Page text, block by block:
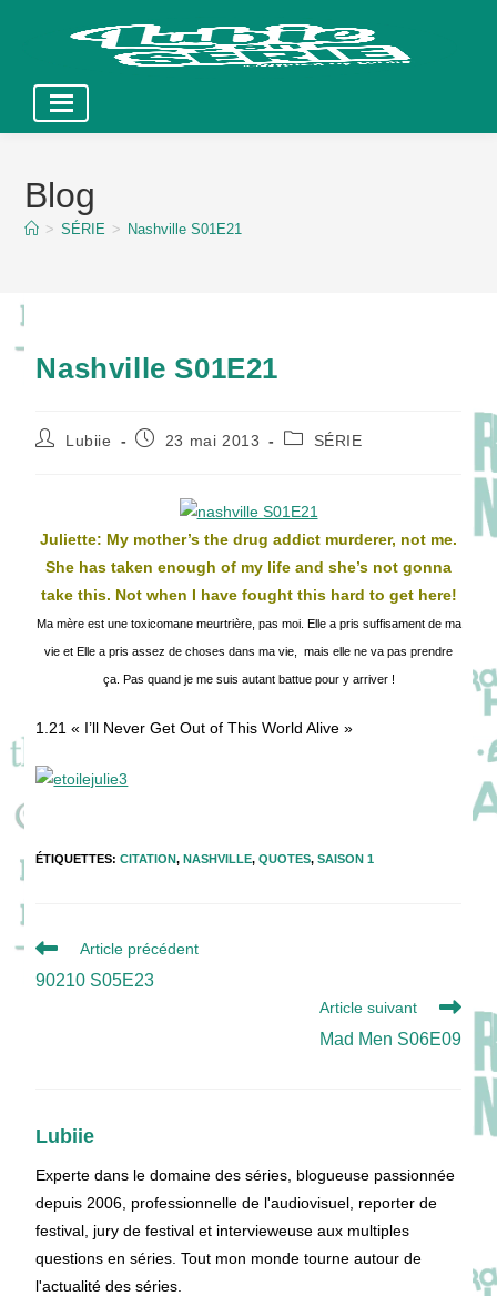
contentBlog
> SÉRIE > Nashville S01E21
Nashville S01E21
Auteur/autrice
Lubiie
Publication
23 mai 2013
PostSÉRIE
Juliette: My mother’s the drug addict murderer, not me.
She has taken enough of my life and she’s not gonna
take this. Not when I have fought this hard to get here!
Ma mère est une toxicomane meurtrière, pas moi. Elle a pris suffisament de ma
vie et Elle a pris assez de choses dans ma vie, mais elle ne va pas prendre
ça. Pas quand je me suis autant battue pour y arriver !
1.21 « I’ll Never Get Out of This World Alive »
ÉTIQUETTES:CITATION, NASHVILLE, QUOTES, SAISON 1
Read
articles
Article précédent
90210 S05E23
Article suivant
Mad Men S06E09
Lubiie
Experte dans le domaine des séries, blogueuse passionnée
depuis 2006, professionnelle de l'audiovisuel, reporter de
festival, jury de festival et intervieweuse aux multiples
questions en séries. Tout mon monde tourne autour de
l'actualité des séries.